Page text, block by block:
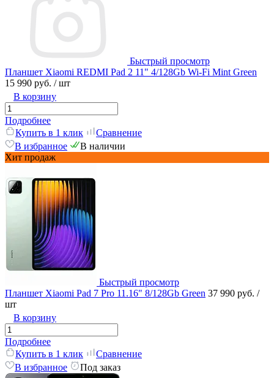
Быстрый просмотр
Планшет Xiaomi REDMI Pad 2 11" 4/128Gb Wi-Fi Mint Green
15 990 руб. / шт
В корзину
Подробнее
Купить в 1 клик
Сравнение
В избранное
В наличии
Хит продаж
Быстрый просмотр
Планшет Xiaomi Pad 7 Pro 11.16" 8/128Gb Green 37 990 руб. /
шт
В корзину
Подробнее
Купить в 1 клик
Сравнение
В избранное
Под заказ